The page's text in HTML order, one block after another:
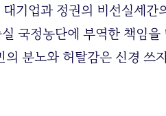
기업과 정권의 비선실세
국정농단에 부역한 책임
의 분노와 허탈감은 신경 쓰